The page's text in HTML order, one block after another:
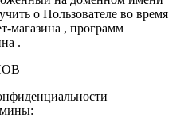
о Пользователе во время
магазина , программ
.